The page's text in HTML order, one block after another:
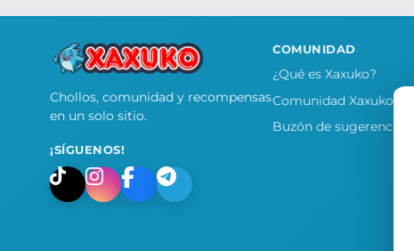
Chollos, comunidad y recompensas
en un solo sitio.
¡SÍGUENOS!
COMUNIDAD
¿Qué es Xaxuko?
Comunidad Xaxuko
Buzón de sugerencias